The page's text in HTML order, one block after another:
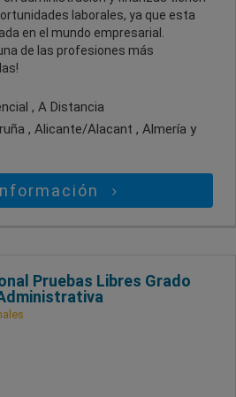
laborales, ya que esta
en el mundo empresarial.
de las profesiones más
, A Distancia
, Alicante/Alacant , Almería y
Pruebas Libres Grado